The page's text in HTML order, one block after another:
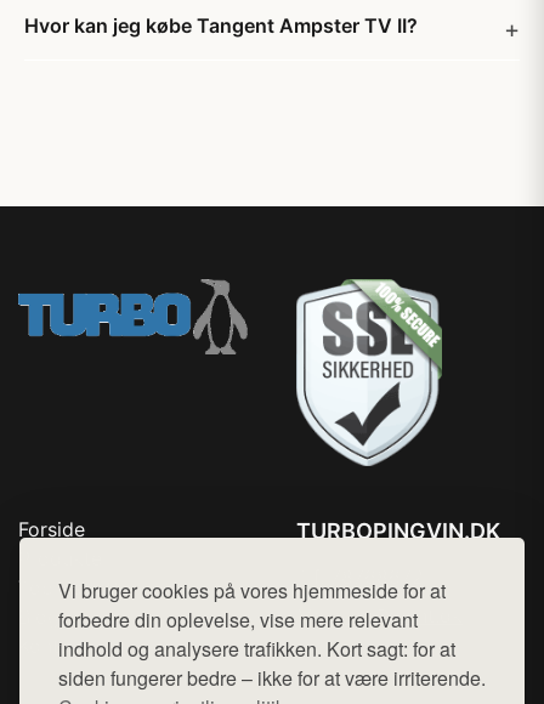
Vi bruger cookies på vores hjemmeside for at
forbedre din oplevelse, vise mere relevant
indhold og analysere trafikken. Kort sagt: for at
siden fungerer bedre – ikke for at være irriterende.
Hvor kan jeg købe Tangent Ampster TV II?
Forside
Top Rabatter
Blog
Kontakt
TURBOPINGVIN.DK
Mail: hej@want.dk
Cookie- og privatlivspolitik